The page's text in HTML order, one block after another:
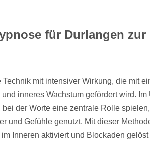
für Durlangen
mit intensiver Wirkung, die mit
inneres Wachstum gefördert wird. Im
der Worte eine zentrale Rolle
und Gefühle genutzt. Mit dieser
Inneren aktiviert und Blockaden gelöst